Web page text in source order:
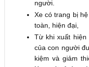
người.
Xe có trang bị
toàn, hiện đại,
Từ khi xuất hiện
của con người
kiệm và giảm